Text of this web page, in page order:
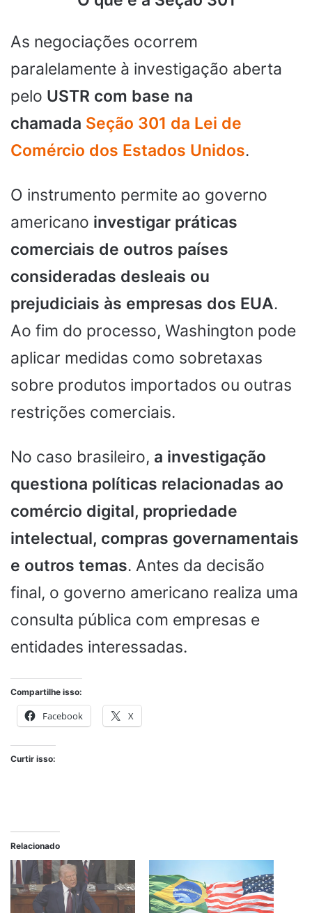
As negociações ocorrem
paralelamente à investigação aberta
pelo USTR com base na
chamada Seção 301 da Lei de
Comércio dos Estados Unidos.
O instrumento permite ao governo
americano investigar práticas
comerciais de outros países
consideradas desleais ou
prejudiciais às empresas dos EUA.
Ao fim do processo, Washington pode
aplicar medidas como sobretaxas
sobre produtos importados ou outras
restrições comerciais.
No caso brasileiro, a investigação
questiona políticas relacionadas ao
comércio digital, propriedade
intelectual, compras governamentais
e outros temas. Antes da decisão
final, o governo americano realiza uma
consulta pública com empresas e
entidades interessadas.
Compartilhe isso:
Facebook X
Curtir isso:
Relacionado